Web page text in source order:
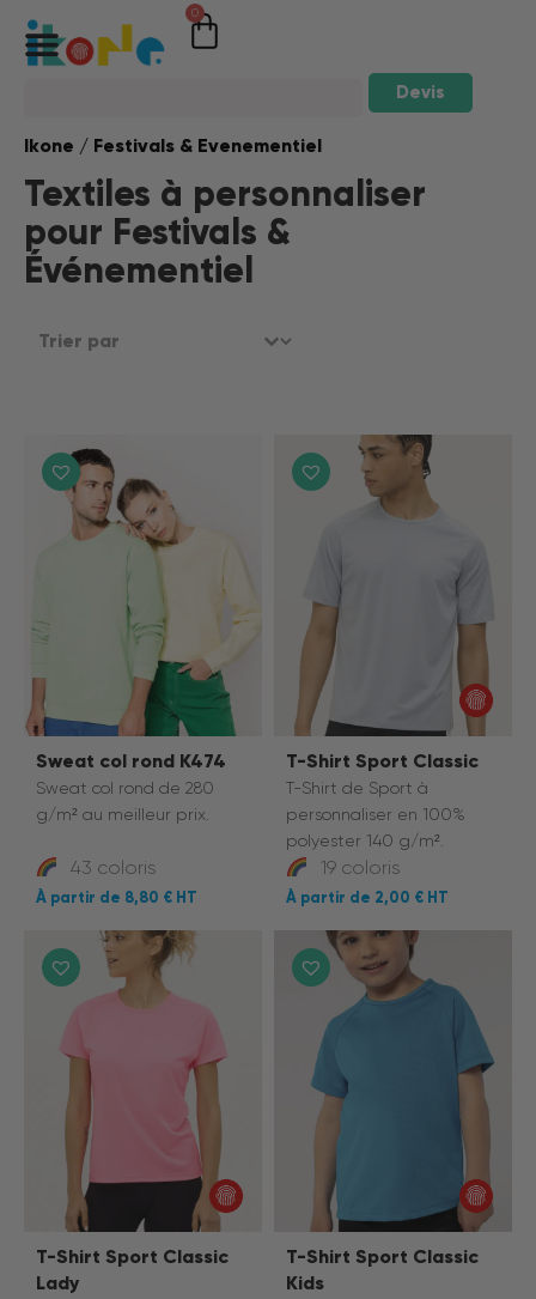
0
Devis
Ikone / Festivals & Evenementiel
Textiles à personnaliser
pour Festivals &
Événementiel
Sort order
Trier le contenu
Sweat col rond K474
Sweat col rond de 280
g/m² au meilleur prix.
43 coloris
8,80 €
T-Shirt Sport Classic
T-Shirt de Sport à
personnaliser en 100%
polyester 140 g/m².
19 coloris
2,00 €
T-Shirt Sport Classic
Lady
T-Shirt Sport Classic
Kids